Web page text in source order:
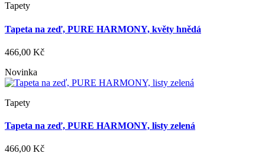
Tapety
Tapeta na zeď, PURE HARMONY, květy hnědá
466,00 Kč
Novinka
Tapety
Tapeta na zeď, PURE HARMONY, listy zelená
466,00 Kč